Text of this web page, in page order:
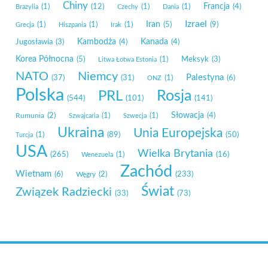
Brazylia (1) Chiny (12) Czechy (1) Dania (1) Francja (4)
Grecja (1) Hiszpania (1) Irak (1) Iran (5) Izrael (9)
Jugosławia (3) Kambodża (4) Kanada (4)
Korea Północna (5) Litwa Łotwa Estonia (1) Meksyk (3)
NATO (37) Niemcy (31) ONZ (1) Palestyna (6)
Polska (544) PRL (101) Rosja (141)
Rumunia (2) Szwajcaria (1) Szwecja (1) Słowacja (4)
Turcja (1) Ukraina (89) Unia Europejska (50)
USA (265) Wenezuela (1) Wielka Brytania (16)
Wietnam (6) Węgry (2) Zachód (233)
Związek Radziecki (33) Świat (73)